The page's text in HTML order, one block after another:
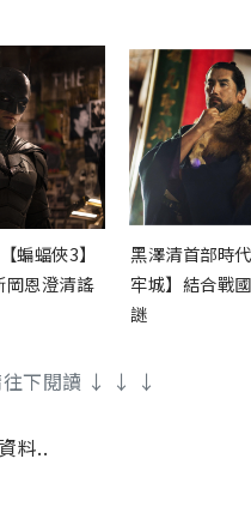
蝙蝠俠3】
岡恩澄清謠
黑澤清首部時
牢城】結合戰
謎
下閱讀 ↓ ↓ ↓
料..